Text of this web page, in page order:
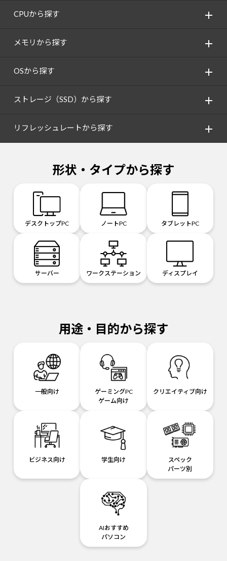
CPUから探す
メモリから探す
OSから探す
ストレージ（SSD）から探す
リフレッシュレートから探す
形状・タイプから探す
デスクトップPC ノートPC タブレットPC
サーバー ワークステーション ディスプレイ
用途・目的から探す
一般向け
ゲーミングPC
ゲーム向け
クリエイティブ向け
ビジネス向け 学生向け
スペック
パーツ別
AIおすすめ
パソコン